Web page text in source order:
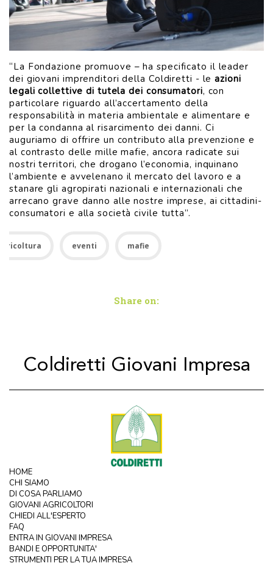
“La Fondazione promuove – ha specificato il leader
dei giovani imprenditori della Coldiretti - leazioni
legali collettive di tutela dei consumatori, con
particolare riguardo all’accertamento della
responsabilità in materia ambientale e alimentare e
per la condanna al risarcimento dei danni. Ci
auguriamo di offrire un contributo alla prevenzione e
al contrasto delle mille mafie, ancora radicate sui
nostri territori, che drogano l’economia, inquinano
l’ambiente e avvelenano il mercato del lavoro e a
stanare gli agropirati nazionali e internazionali che
arrecano grave danno alle nostre imprese, ai cittadini-
consumatori e alla società civile tutta”.
eventi mafie
Share on:
Coldiretti Giovani Impresa
HOME
CHI SIAMO
DI COSA PARLIAMO
GIOVANI AGRICOLTORI
CHIEDI ALL'ESPERTO
FAQ
ENTRA IN GIOVANI IMPRESA
BANDI E OPPORTUNITA'
STRUMENTI PER LA TUA IMPRESA